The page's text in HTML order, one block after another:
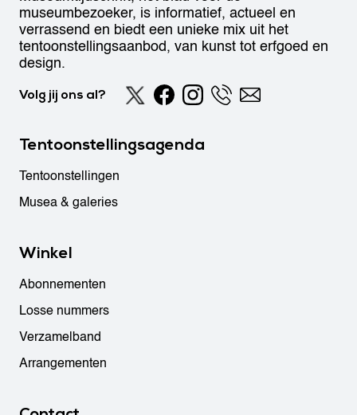
museumbezoeker, is informatief, actueel en
verrassend en biedt een unieke mix uit het
tentoonstellingsaanbod, van kunst tot erfgoed en
design.
Volg jij ons al?
Tentoonstellingsagenda
Tentoonstellingen
Musea & galeries
Winkel
Abonnementen
Losse nummers
Verzamelband
Arrangementen